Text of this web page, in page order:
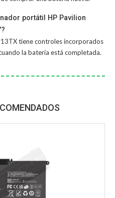
portátil HP Pavilion
tiene controles incorporados
la batería está completada.